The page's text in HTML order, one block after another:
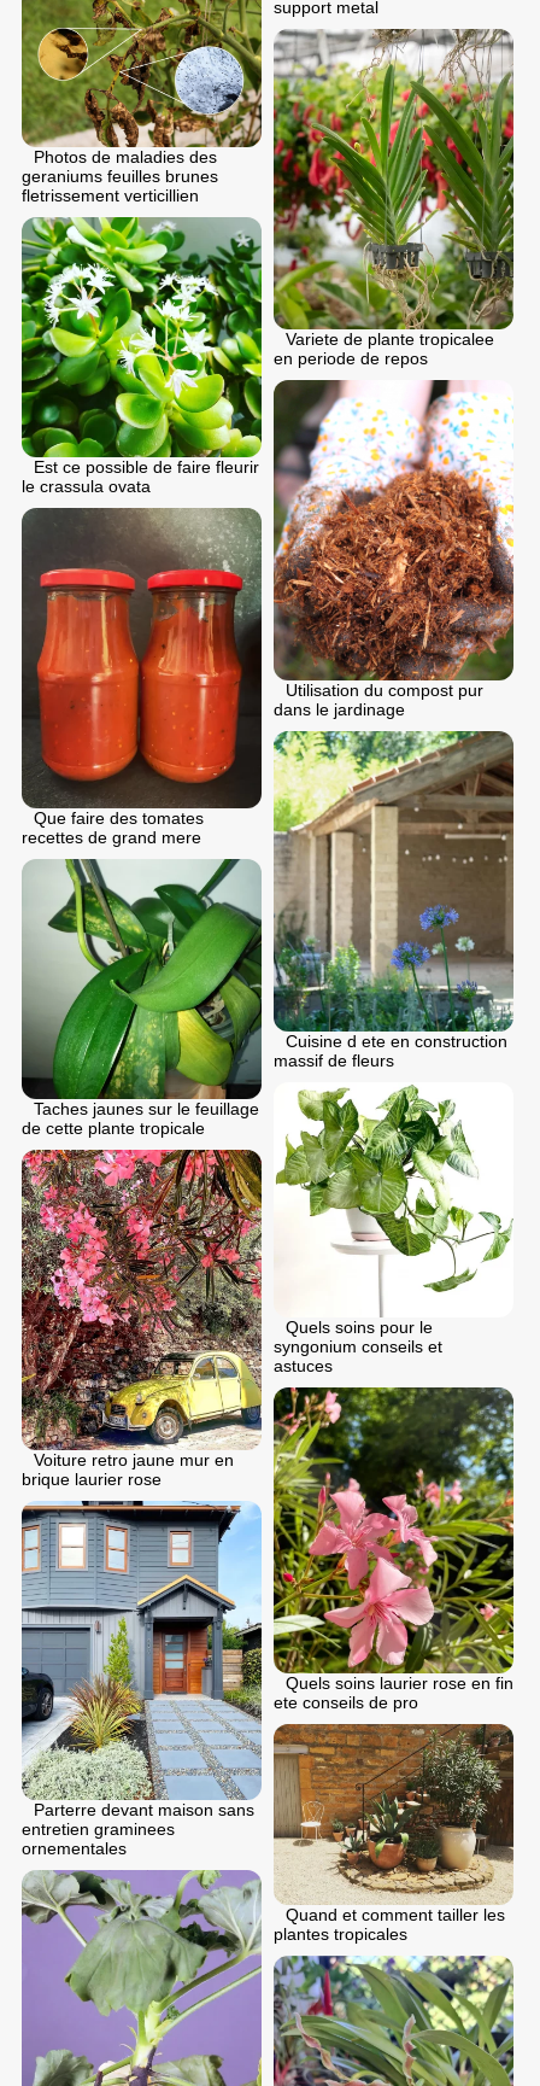
support metal
Photos de maladies des
geraniums feuilles brunes
fletrissement verticillien
Variete de plante tropicalee
en periode de repos
Est ce possible de faire fleurir
le crassula ovata
Utilisation du compost pur
dans le jardinage
Que faire des tomates
recettes de grand mere
Cuisine d ete en construction
massif de fleurs
Taches jaunes sur le feuillage
de cette plante tropicale
Quels soins pour le
syngonium conseils et
astuces
Voiture retro jaune mur en
brique laurier rose
Quels soins laurier rose en fin
ete conseils de pro
Parterre devant maison sans
entretien graminees
ornementales
Quand et comment tailler les
plantes tropicales